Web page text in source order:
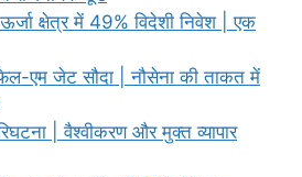
क्षेत्र में 49% विदेशी निवेश | एक
एम जेट सौदा | नौसेना की ताकत में
| वैश्वीकरण और मुक्त व्यापार